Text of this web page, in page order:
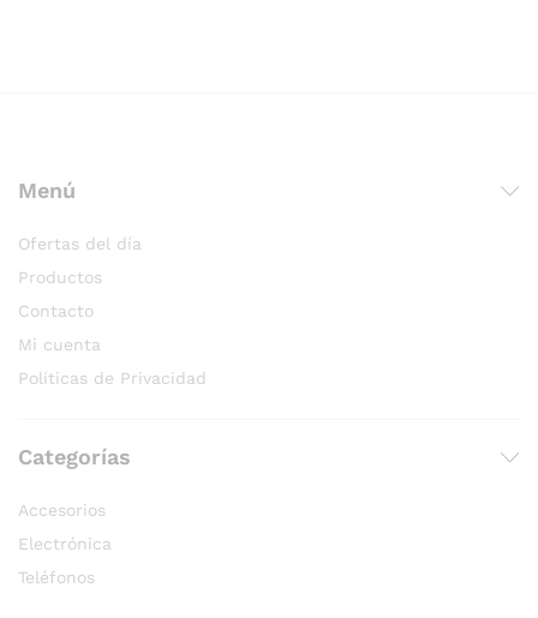
Menú
Ofertas del día
Productos
Contacto
Mi cuenta
Políticas de Privacidad
Categorías
Accesorios
Electrónica
Teléfonos